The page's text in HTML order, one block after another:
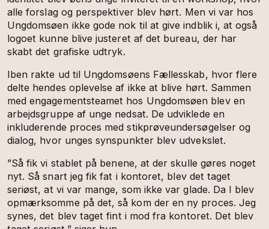
alle forslag og perspektiver blev hørt. Men vi var hos
Ungdomsøen ikke gode nok til at give indblik i, at også
logoet kunne blive justeret af det bureau, der har
skabt det grafiske udtryk.
Iben rakte ud til Ungdomsøens Fællesskab, hvor flere
delte hendes oplevelse af ikke at blive hørt. Sammen
med engagementsteamet hos Ungdomsøen blev en
arbejdsgruppe af unge nedsat. De udviklede en
inkluderende proces med stikprøveundersøgelser og
dialog, hvor unges synspunkter blev udvekslet.
”Så fik vi stablet på benene, at der skulle gøres noget
nyt. Så snart jeg fik fat i kontoret, blev det taget
seriøst, at vi var mange, som ikke var glade. Da I blev
opmærksomme på det, så kom der en ny proces. Jeg
synes, det blev taget fint i mod fra kontoret. Det blev